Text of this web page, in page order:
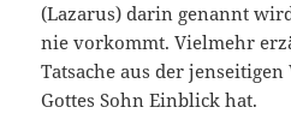
(Lazarus) darin genannt
nie vorkommt. Vielmehr
Tatsache aus der
Gottes Sohn Einblick hat.